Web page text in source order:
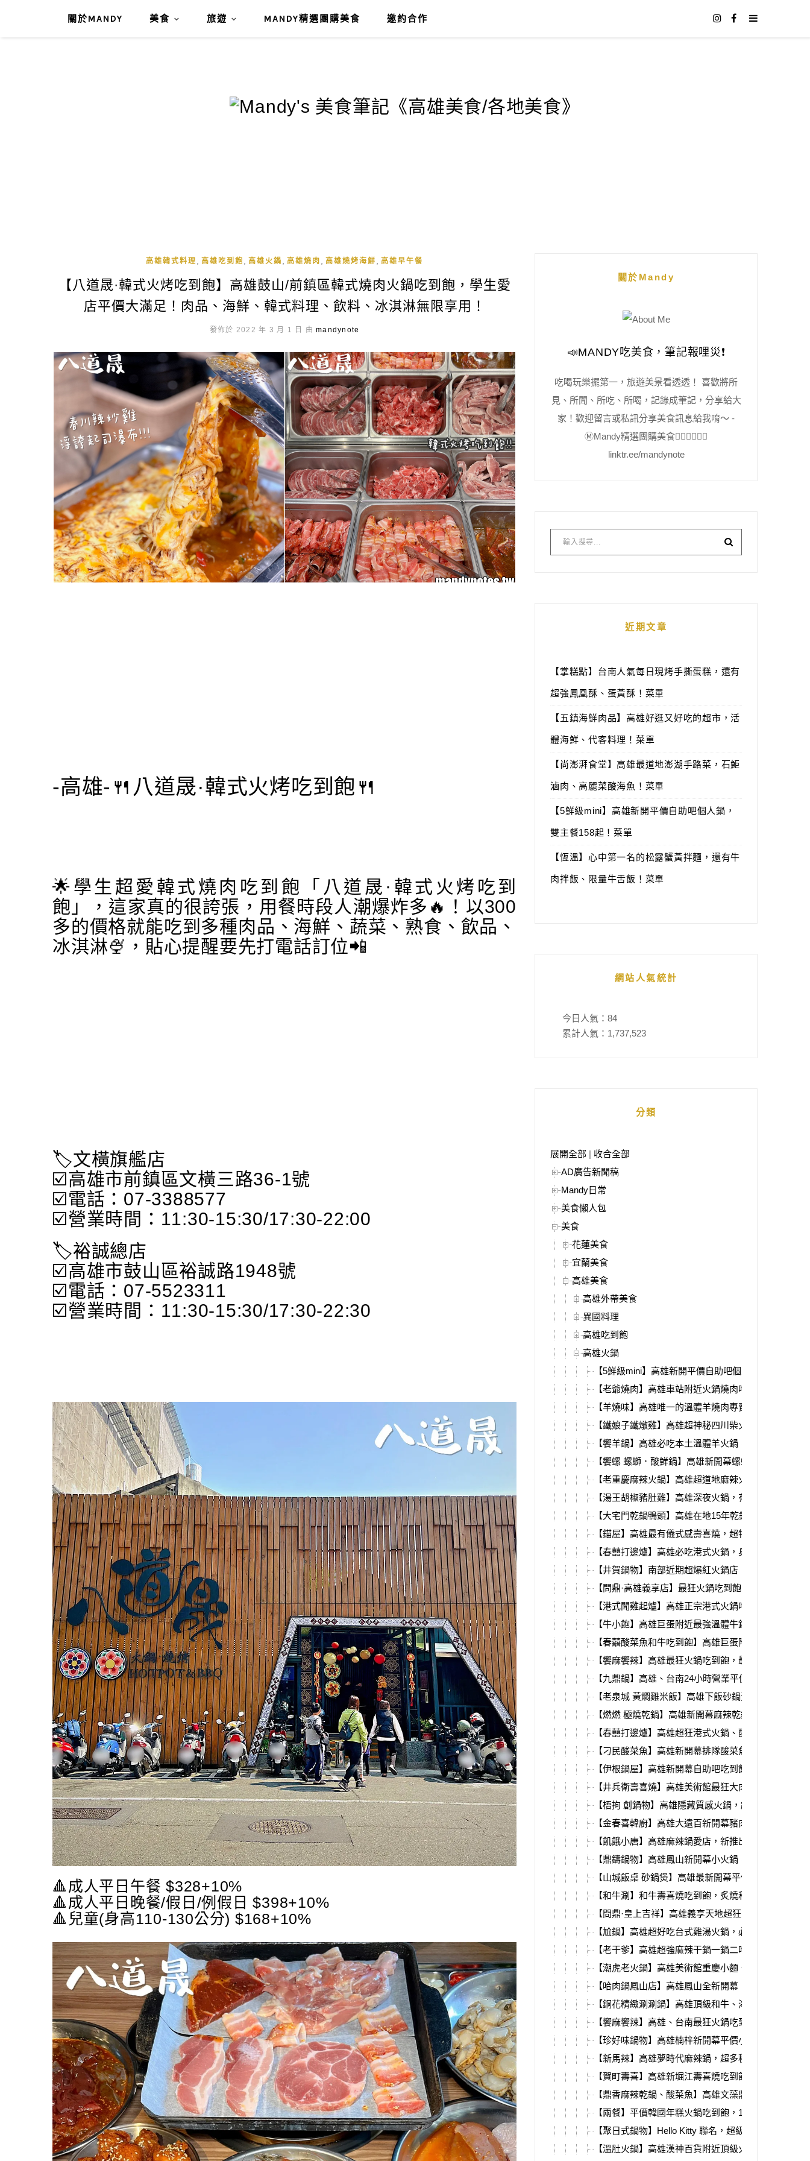
關於MANDY 美食 旅遊 MANDY精選團購美食 邀約合作
高雄韓式料理 高雄吃到飽 高雄火鍋 高雄燒肉 高雄燒烤海鮮 高雄早午餐
【八道晟·韓式火烤吃到飽】高雄鼓山/前鎮區韓式燒肉火鍋吃到飽，學生愛
店平價大滿足！肉品、海鮮、韓式料理、飲料、冰淇淋無限享用！
發佈於 2022 年 3 月 1 日 由 mandynote
-高雄-🍴八道晟·韓式火烤吃到飽🍴
🌟學生超愛韓式燒肉吃到飽「八道晟·韓式火烤吃到
飽」，這家真的很誇張，用餐時段人潮爆炸多🔥！以300
多的價格就能吃到多種肉品、海鮮、蔬菜、熟食、飲品、
冰淇淋🍨，貼心提醒要先打電話訂位📲
🏷文橫旗艦店
☑️高雄市前鎮區文橫三路36-1號
☑️電話：07-3388577
☑️營業時間：11:30-15:30/17:30-22:00
🏷裕誠總店
☑️高雄市鼓山區裕誠路1948號
☑️電話：07-5523311
☑️營業時間：11:30-15:30/17:30-22:30
🔺成人平日午餐 $328+10%
🔺成人平日晚餐/假日/例假日 $398+10%
🔺兒童(身高110-130公分) $168+10%
關於Mandy
📣MANDY吃美食，筆記報哩災❗️
吃喝玩樂擺第一，旅遊美景看透透！ 喜歡將所
見、所聞、所吃、所喝，記錄成筆記，分享給大
家！歡迎留言或私訊分享美食訊息給我唷～ -
Ⓜ️Mandy精選團購美食👇🏻👇🏻👇🏻
linktr.ee/mandynote
近期文章
【掌糕點】台南人氣每日現烤手撕蛋糕，還有
超強鳳凰酥、蛋黃酥！菜單
【五鎮海鮮肉品】高雄好逛又好吃的超市，活
體海鮮、代客料理！菜單
【尚澎湃食堂】高雄最道地澎湖手路菜，石鮔
滷肉、高麗菜酸海魚！菜單
【5鮮級mini】高雄新開平價自助吧個人鍋，
雙主餐158起！菜單
【恆溫】心中第一名的松露蟹黃拌麵，還有牛
肉拌飯、限量牛舌飯！菜單
網站人氣統計
今日人氣： 84
累計人氣： 1,737,523
分類
展開全部 | 收合全部
AD廣告新聞稿
Mandy日常
美食懶人包
美食
花蓮美食
宜蘭美食
高雄美食
高雄外帶美食
異國料理
高雄吃到飽
高雄火鍋
【5鮮級mini】高雄新開平價自助吧個人鍋，雙主餐
【老爺燒肉】高雄車站附近火鍋燒肉吃到飽，超多種
【羊燒味】高雄唯一的溫體羊燒肉專賣店，必吃每日
【鐵娘子鐵燉雞】高雄超神秘四川柴火雞，楠梓高科
【饗羊鍋】高雄必吃本土溫體羊火鍋，還有超強烤雞
【饗螺 螺螄．酸鮮鍋】高雄新開幕螺螄鐵鍋燉，必吃
【老重慶麻辣火鍋】高雄超道地麻辣火鍋，中式裝潢
【湯王胡椒豬肚雞】高雄深夜火鍋，有包廂、必吃銷
【大宅門乾鍋鴨頭】高雄在地15年乾鍋鴨頭，加入高
【錨屋】高雄最有儀式感壽喜燒，超特別香菜肉塔、
【春囍打邊爐】高雄必吃港式火鍋，身分證活動送大
【井賀鍋物】南部近期超爆紅火鍋店，最狂畫糖、棉
【問鼎·高雄義享店】最狂火鍋吃到飽，肉品+海鮮+9
【港式聞雞起爐】高雄正宗港式火鍋吃到飽，必吃超
【牛小飽】高雄巨蛋附近最強溫體牛鍋，每日善化直
【春囍酸菜魚和牛吃到飽】高雄巨蛋附近最強酸菜魚
【饗麻饗辣】高雄最狂火鍋吃到飽，最新港式料理季
【九鼎鍋】高雄、台南24小時營業平價小火鍋，超豐
【老泉城 黃燜雞米飯】高雄下飯砂鍋黃燜雞，冰沙雞
【燃燃 極燒乾鍋】高雄新開幕麻辣乾鍋，5種口味、
【春囍打邊爐】高雄超狂港式火鍋、酸菜魚，爆卵香
【刁民酸菜魚】高雄新開幕排隊酸菜魚，必吃炸雞+
【伊根鍋屋】高雄新開幕自助吧吃到飽火鍋店，野菜
【井兵衛壽喜燒】高雄美術館最狂大肉盤火鍋，新推
【梧拘 創鍋物】高雄隱藏質感火鍋，超強特色鍋料、
【金春喜韓廚】高雄大遠百新開幕豬肉湯飯，必吃韓
【飢餓小唐】高雄麻辣鍋愛店，新推出百花油條、超
【鼎鑄鍋物】高雄鳳山新開幕小火鍋，白飯、麵類、
【山城飯桌 砂鍋煲】高雄最新開幕平價好吃砂鍋煲、
【和牛涮】和牛壽喜燒吃到飽，炙燒和牛壽司、和牛
【問鼎·皇上吉祥】高雄義享天地超狂吃到飽，16種哈
【尬鍋】高雄超好吃台式雞湯火鍋，必吃銷魂雞肉飯
【老干爹】高雄超強麻辣干鍋一鍋二吃，必吃新推出
【潮虎老火鍋】高雄美術館重慶小麵、麻辣鍋，自助
【哈肉鍋鳳山店】高雄鳳山全新開幕，298起火鍋自
【銅花精緻涮涮鍋】高雄頂級和牛、海鮮火鍋，除夕
【饗麻饗辣】高雄、台南最狂火鍋吃到飽，草莓季聯
【珍好味鍋物】高雄楠梓新開幕平價小火鍋，大腸臭
【新馬辣】高雄夢時代麻辣鍋，超多種和牛、海鮮蝦
【賀町壽喜】高雄新堀江壽喜燒吃到飽，烏龍麵、咖
【鼎香麻辣乾鍋、酸菜魚】高雄文藻鼎中路美食，麻
【兩餐】平價韓國年糕火鍋吃到飽，11月活動4人同行
【聚日式鍋物】Hello Kitty 聯名，超級濃郁南瓜牛奶鍋
【溫肚火鍋】高雄漢神百貨附近頂級火鍋店，愛馬仕